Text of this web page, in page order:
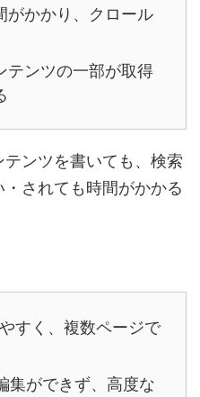
がかかり、クロール
テンツの一部が取得
ンツを書いても、検索
されても時間がかかる
すく、複数ページで
集ができず、高度な